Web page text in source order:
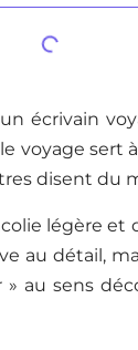
écrivain
voyage
disent du
légère et
au détail,
» au sens